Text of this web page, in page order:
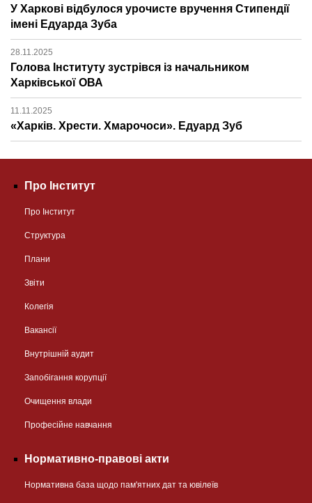
У Харкові відбулося урочисте вручення Стипендії
імені Едуарда Зуба
28.11.2025
Голова Інституту зустрівся із начальником
Харківської ОВА
11.11.2025
«Харків. Хрести. Хмарочоси». Едуард Зуб
Про Інститут
Про Інститут
Структура
Плани
Звіти
Колегія
Вакансії
Внутрішній аудит
Запобігання корупції
Очищення влади
Професійне навчання
Нормативно-правові акти
Нормативна база щодо пам'ятних дат та ювілеїв